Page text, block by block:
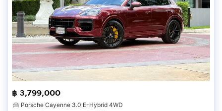
฿ 3,799,000
Porsche Cayenne 3.0 E-Hybrid 4WD